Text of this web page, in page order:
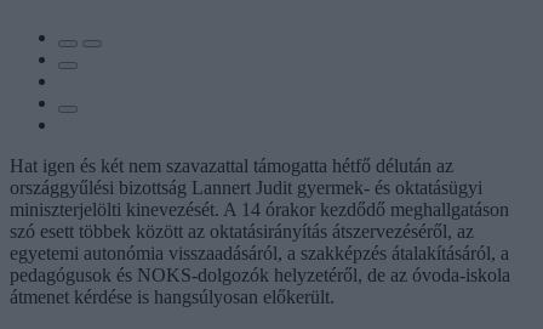
Hat igen és két nem szavazattal támogatta hétfő délután az
országgyűlési bizottság Lannert Judit gyermek- és oktatásügyi
miniszterjelölti kinevezését. A 14 órakor kezdődő meghallgatáson
szó esett többek között az oktatásirányítás átszervezéséről, az
egyetemi autonómia visszaadásáról, a szakképzés átalakításáról, a
pedagógusok és NOKS-dolgozók helyzetéről, de az óvoda-iskola
átmenet kérdése is hangsúlyosan előkerült.